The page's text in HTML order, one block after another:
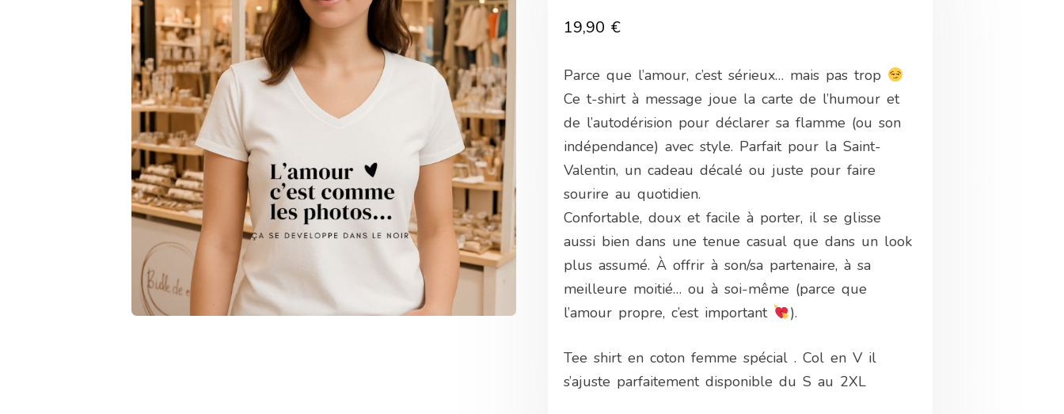
19,90€
Parce que l’amour, c’est sérieux… mais pas trop
Ce t-shirt à message joue la carte de l’humour et
de l’autodérision pour déclarer sa flamme (ou son
indépendance) avec style. Parfait pour la Saint-
Valentin, un cadeau décalé ou juste pour faire
sourire au quotidien.
Confortable, doux et facile à porter, il se glisse
aussi bien dans une tenue casual que dans un look
plus assumé. À offrir à son/sa partenaire, à sa
meilleure moitié… ou à soi-même (parce que
l’amour propre, c’est important
).
Tee shirt en coton femme spécial . Col en V il
s’ajuste parfaitement disponible du S au 2XL